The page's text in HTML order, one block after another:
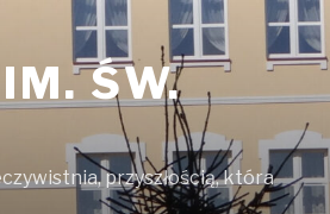
ŚW.
przyszłością, która